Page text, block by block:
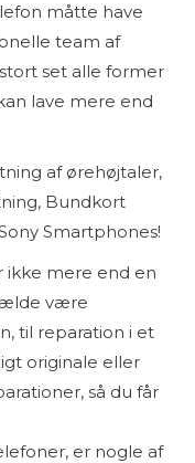
måtte have
team af
set alle former
lave mere end
af ørehøjtaler,
Bundkort
Smartphones!
ikke mere end en
være
til reparation i et
originale eller
så du får
er nogle af